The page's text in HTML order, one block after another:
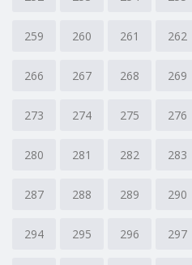
259 260 261 262
266 267 268 269
273 274 275 276
280 281 282 283
287 288 289 290
294 295 296 297